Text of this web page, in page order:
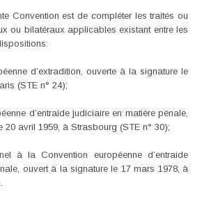
Convention est de compléter les traités ou
ou bilatéraux applicables existant entre les
d’extradition, ouverte à la signature le
(STE n° 24);
d’entraide judiciaire en matière pénale,
20 avril 1959, à Strasbourg (STE n° 30);
à la Convention européenne d’entraide
ouvert à la signature le 17 mars 1978, à